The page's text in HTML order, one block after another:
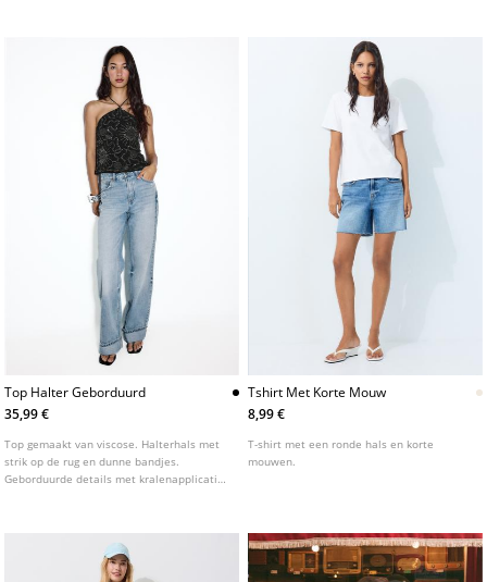
Top Halter Geborduurd
35,99 €
Top gemaakt van viscose. Halterhals met
strik op de rug en dunne bandjes.
Geborduurde details met kralenapplicatie.
Tshirt Met Korte Mouw
8,99 €
T-shirt met een ronde hals en korte
mouwen.